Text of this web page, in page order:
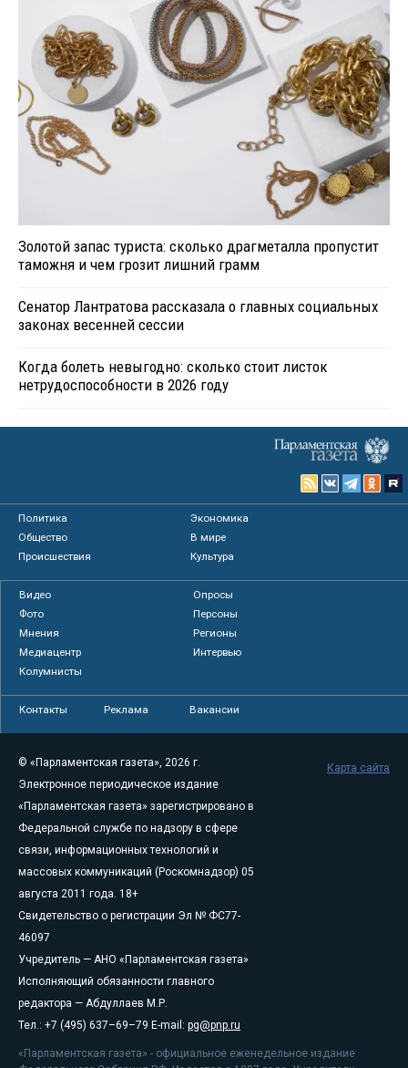
Золотой запас туриста: сколько драгметалла пропустит
таможня и чем грозит лишний грамм
Сенатор Лантратова рассказала о главных социальных
законах весенней сессии
Когда болеть невыгодно: сколько стоит листок
нетрудоспособности в 2026 году
Политика
Экономика
Общество
В мире
Происшествия
Культура
Видео
Опросы
Фото
Персоны
Мнения
Регионы
Медиацентр
Интервью
Колумнисты
Контакты Реклама Вакансии
© «Парламентская газета», 2026 г.
Электронное периодическое издание
«Парламентская газета» зарегистрировано в
Федеральной службе по надзору в сфере
связи, информационных технологий и
массовых коммуникаций (Роскомнадзор) 05
августа 2011 года. 18+
Свидетельство о регистрации Эл № ФС77-
46097
Учредитель — АНО «Парламентская газета»
Исполняющий обязанности главного
редактора — Абдуллаев М.Р.
Тел.: +7 (495) 637–69–79 E-mail: pg@pnp.ru
«Парламентская газета» - официальное еженедельное издание
Карта сайта